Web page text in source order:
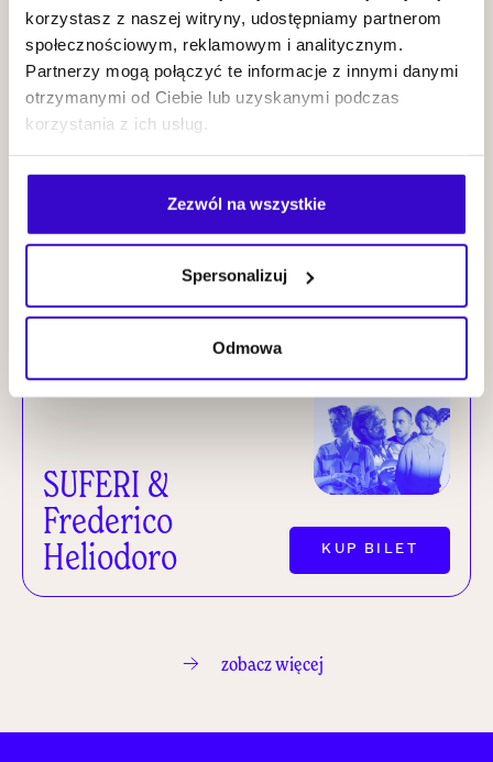
korzystasz z naszej witryny, udostępniamy partnerom
społecznościowym, reklamowym i analitycznym.
Partnerzy mogą połączyć te informacje z innymi danymi
otrzymanymi od Ciebie lub uzyskanymi podczas
korzystania z ich usług.
Zezwól na wszystkie
Spersonalizuj
Odmowa
Wiesław
Prządka Three
Cities Project
25.09 NOWI MISTRZOWIE
SUFERI &
Frederico
Heliodoro
KUP BILET
zobacz więcej